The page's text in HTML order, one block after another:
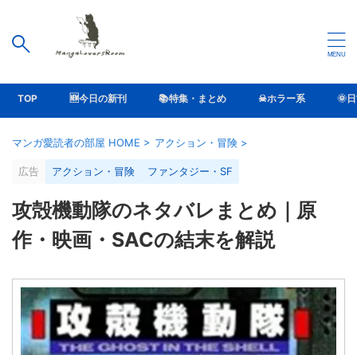
TOP 🆕今日の新刊 📚特集・まとめ ☠ホラー系 🌞
マンガ愛読者の部屋 HOME > アクション・冒険 >
広告 アクション・冒険 ファンタジー・SF
攻殻機動隊のネタバレまとめ｜原
作・映画・SACの結末を解説